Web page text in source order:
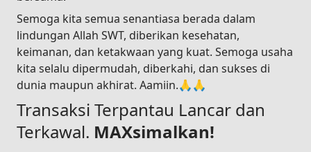
Semoga kita semua senantiasa berada dalam
lindungan Allah SWT, diberikan kesehatan,
keimanan, dan ketakwaan yang kuat. Semoga usaha
kita selalu dipermudah, diberkahi, dan sukses di
dunia maupun akhirat. Aamiin.🙏🙏
Transaksi Terpantau Lancar dan
Terkawal. MAXsimalkan!